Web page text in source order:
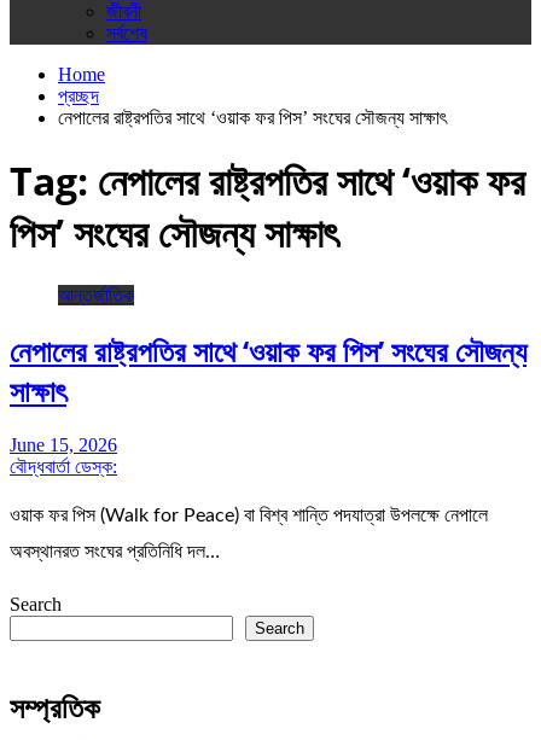
জীবনী
সর্বশেষ
Home
প্রচ্ছদ
নেপালের রাষ্ট্রপতির সাথে ‘ওয়াক ফর পিস’ সংঘের সৌজন্য সাক্ষাৎ
Tag: নেপালের রাষ্ট্রপতির সাথে ‘ওয়াক ফর
পিস’ সংঘের সৌজন্য সাক্ষাৎ
আন্তর্জাতিক
নেপালের রাষ্ট্রপতির সাথে ‘ওয়াক ফর পিস’ সংঘের সৌজন্য
সাক্ষাৎ
June 15, 2026
বৌদ্ধবার্তা ডেস্ক:
ওয়াক ফর পিস (Walk for Peace) বা বিশ্ব শান্তি পদযাত্রা উপলক্ষে নেপালে
অবস্থানরত সংঘের প্রতিনিধি দল…
Search
Search
সম্প্রতিক